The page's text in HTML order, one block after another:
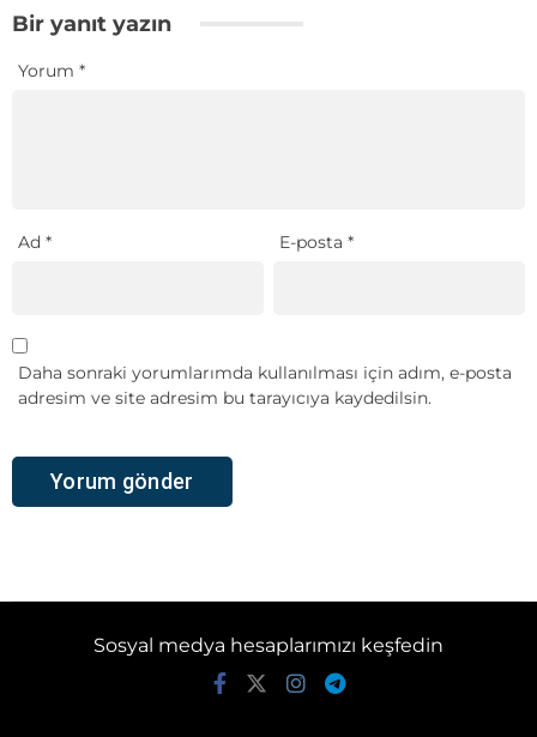
Bir yanıt yazın
Yorum *
Ad * E-posta*
Daha sonraki yorumlarımda kullanılması için adım, e-posta
adresim ve site adresim bu tarayıcıya kaydedilsin.
Sosyal medya hesaplarımızı keşfedin